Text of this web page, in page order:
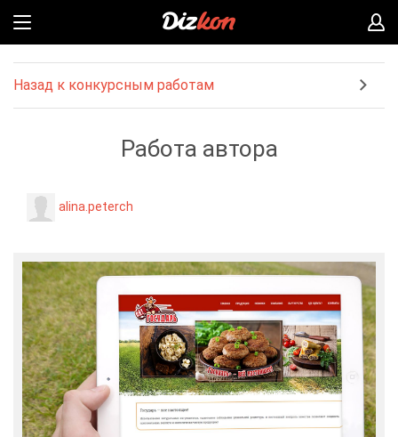
Назад к конкурсным работам
Работа автора
alina.peterch